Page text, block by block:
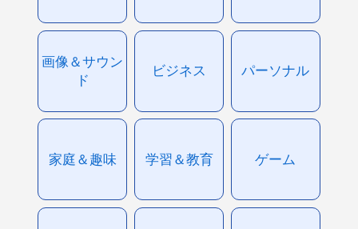
画像＆サウン
ド
ビジネス パーソナル
家庭＆趣味 学習＆教育 ゲーム